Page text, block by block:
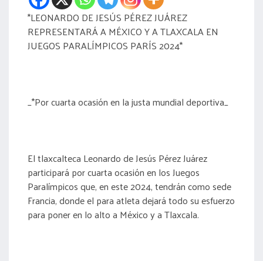
*LEONARDO DE JESÚS PÉREZ JUÁREZ
REPRESENTARÁ A MÉXICO Y A TLAXCALA EN
JUEGOS PARALÍMPICOS PARÍS 2024*
_*Por cuarta ocasión en la justa mundial deportiva_
El tlaxcalteca Leonardo de Jesús Pérez Juárez
participará por cuarta ocasión en los Juegos
Paralímpicos que, en este 2024, tendrán como sede
Francia, donde el para atleta dejará todo su esfuerzo
para poner en lo alto a México y a Tlaxcala.